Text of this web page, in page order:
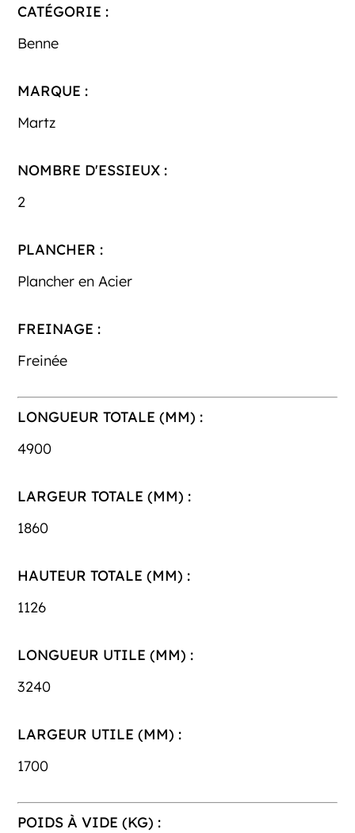
CATÉGORIE :
Benne
MARQUE :
Martz
NOMBRE D'ESSIEUX :
2
PLANCHER :
Plancher en Acier
FREINAGE :
Freinée
LONGUEUR TOTALE (MM) :
4900
LARGEUR TOTALE (MM) :
1860
HAUTEUR TOTALE (MM) :
1126
LONGUEUR UTILE (MM) :
3240
LARGEUR UTILE (MM) :
1700
POIDS À VIDE (KG) :